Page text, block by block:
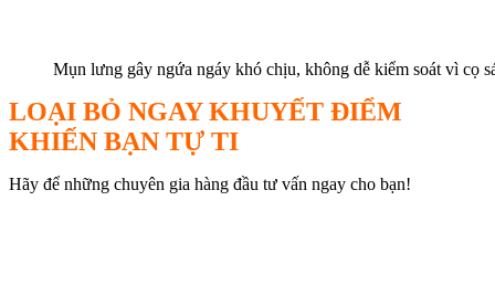
Mụn lưng gây ngứa ngáy khó chịu, không dễ kiểm soát vì cọ
LOẠI BỎ NGAY KHUYẾT ĐIỂM
KHIẾN BẠN TỰ TI
Hãy để những chuyên gia hàng đầu tư vấn ngay cho bạn!